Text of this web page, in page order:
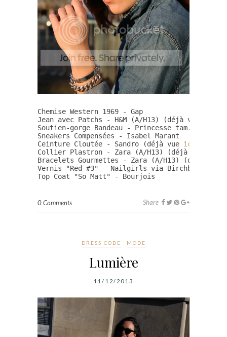
Chemise Western 1969 - Gap
Jean avec Patchs - H&M (A/H13) (déjà vu
Soutien-gorge Bandeau - Princesse tam.tam
Sneakers Compensées - Isabel Marant
Ceinture Cloutée - Sandro (déjà vue ici
Collier Plastron - Zara (A/H13) (déjà vu
Bracelets Gourmettes - Zara (A/H13) (déjà vus
Vernis "Red #3" - Nailgirls via Birchbox
Top Coat "So Matt" - Bourjois
0 Comments Share
DRESS CODE MODE
Lumière
11/12/2013